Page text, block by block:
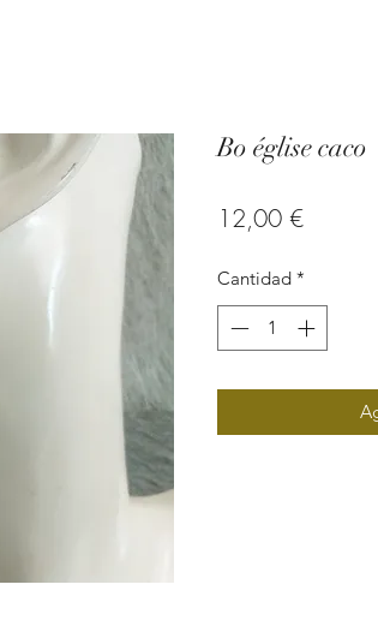
Bo église caco
12,00 €Precio
Cantidad *